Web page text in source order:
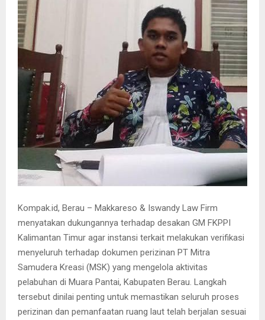
Kompak.id, Berau – Makkareso & Iswandy Law Firm
menyatakan dukungannya terhadap desakan GM FKPPI
Kalimantan Timur agar instansi terkait melakukan verifikasi
menyeluruh terhadap dokumen perizinan PT Mitra
Samudera Kreasi (MSK) yang mengelola aktivitas
pelabuhan di Muara Pantai, Kabupaten Berau. Langkah
tersebut dinilai penting untuk memastikan seluruh proses
perizinan dan pemanfaatan ruang laut telah berjalan sesuai